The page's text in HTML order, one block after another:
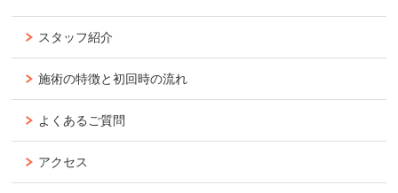
スタッフ紹介
施術の特徴と初回時の流れ
よくあるご質問
アクセス